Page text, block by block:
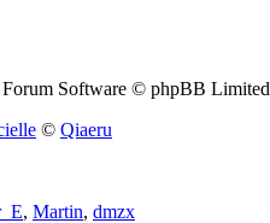
Software © phpBB Limited
© Qiaeru
, Martin, dmzx